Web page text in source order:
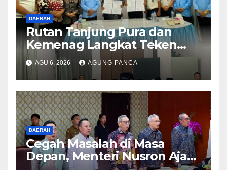
DAERAH
Rutan Tanjung Pura dan
Kemenag Langkat Teken
PKS Pembinaan Kerohanian
Warga Binaan
AGU 6, 2026 AGUNG PANCA
DAERAH
Cegah Masalah di Masa
Depan, Menteri Nusron Ajak